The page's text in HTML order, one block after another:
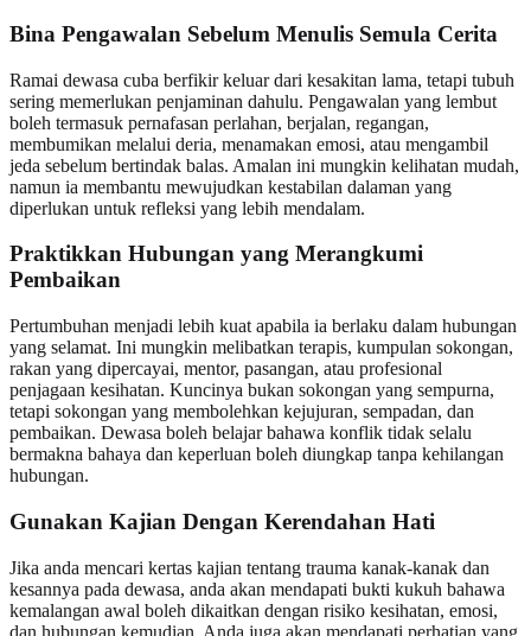
Bina Pengawalan Sebelum Menulis Semula Cerita
Ramai dewasa cuba berfikir keluar dari kesakitan lama, tetapi tubuh
sering memerlukan penjaminan dahulu. Pengawalan yang lembut
boleh termasuk pernafasan perlahan, berjalan, regangan,
membumikan melalui deria, menamakan emosi, atau mengambil
jeda sebelum bertindak balas. Amalan ini mungkin kelihatan mudah,
namun ia membantu mewujudkan kestabilan dalaman yang
diperlukan untuk refleksi yang lebih mendalam.
Praktikkan Hubungan yang Merangkumi
Pembaikan
Pertumbuhan menjadi lebih kuat apabila ia berlaku dalam hubungan
yang selamat. Ini mungkin melibatkan terapis, kumpulan sokongan,
rakan yang dipercayai, mentor, pasangan, atau profesional
penjagaan kesihatan. Kuncinya bukan sokongan yang sempurna,
tetapi sokongan yang membolehkan kejujuran, sempadan, dan
pembaikan. Dewasa boleh belajar bahawa konflik tidak selalu
bermakna bahaya dan keperluan boleh diungkap tanpa kehilangan
hubungan.
Gunakan Kajian Dengan Kerendahan Hati
Jika anda mencari kertas kajian tentang trauma kanak-kanak dan
kesannya pada dewasa, anda akan mendapati bukti kukuh bahawa
kemalangan awal boleh dikaitkan dengan risiko kesihatan, emosi,
dan hubungan kemudian. Anda juga akan mendapati perhatian yang